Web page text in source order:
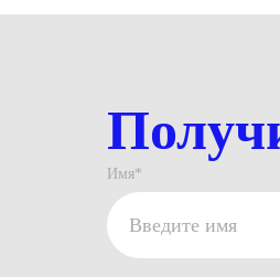
Академия
Имя*